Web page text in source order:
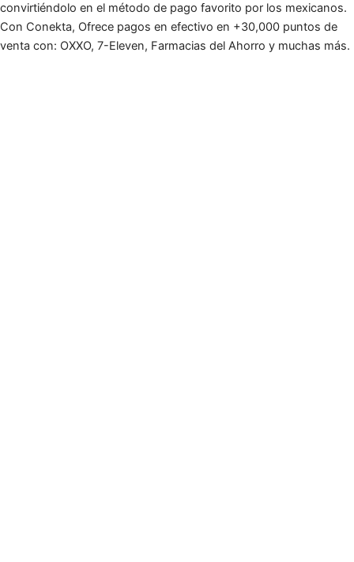
convirtiéndolo en el método de pago favorito por los mexicanos.
Con Conekta, Ofrece pagos en efectivo en +30,000 puntos de
venta con: OXXO, 7-Eleven, Farmacias del Ahorro y muchas más.